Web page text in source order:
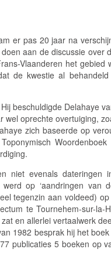
er pas 20 jaar na
aan de discussie over
Vlaanderen het gebied
de kwestie al
beschuldigde Delahaye
oprechte overtuiging,
zich baseerde op
Toponymisch Woordenboek
niet evenals dateringen
op ‘aandringen van
tegenzin aan voldeed)
te Tournehem-sur-la-
zat en allerlei vertaalwerk
1982 besprak hij het boek
publicaties 5 boeken op